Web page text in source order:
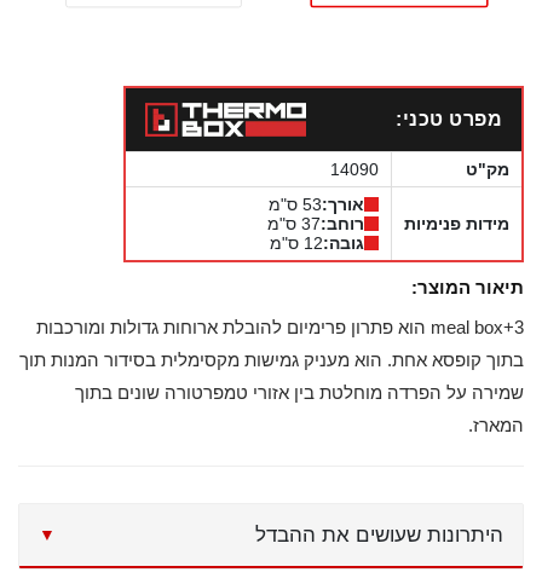
שם מלא
מפרט טכני:
מק"ט 14090
מידות פנימיות
אורך:53 ס"מ
רוחב:37 ס"מ
גובה:12 ס"מ
תיאור המוצר:
meal box+3 הוא פתרון פרימיום להובלת ארוחות גדולות ומורכבות
בתוך קופסא אחת. הוא מעניק גמישות מקסימלית בסידור המנות תוך
שמירה על הפרדה מוחלטת בין אזורי טמפרטורה שונים בתוך
המארז.
היתרונות שעושים את ההבדל ▼